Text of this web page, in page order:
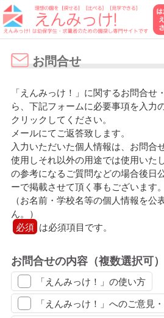
お問合せ
「えんみっけ！」に関するお問合せ
ら、下記フォームに必要事項を入力
クリックしてください。
メールにてご返答致します。
入力いただいた個人情報は、お問合
使用しそれ以外の用途では使用いた
の参考になるご質問などの場合後日
ーで掲載させて頂く事もございます。
（お名前・学校名等の個人情報を公
ん。）
必須 は必須項目です。
お問合せの内容（複数選択可）
「えんみっけ！」の使い方
「えんみっけ！」へのご意見